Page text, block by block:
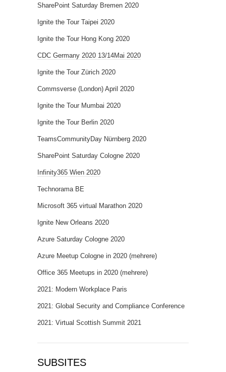
SharePoint Saturday Bremen 2020
Ignite the Tour Taipei 2020
Ignite the Tour Hong Kong 2020
CDC Germany 2020 13/14Mai 2020
Ignite the Tour Zürich 2020
Commsverse (London) April 2020
Ignite the Tour Mumbai 2020
Ignite the Tour Berlin 2020
TeamsCommunityDay Nürnberg 2020
SharePoint Saturday Cologne 2020
Infinity365 Wien 2020
Technorama BE
Microsoft 365 virtual Marathon 2020
Ignite New Orleans 2020
Azure Saturday Cologne 2020
Azure Meetup Cologne in 2020 (mehrere)
Office 365 Meetups in 2020 (mehrere)
2021: Modern Workplace Paris
2021: Global Security and Compliance Conference
2021: Virtual Scottish Summit 2021
SUBSITES